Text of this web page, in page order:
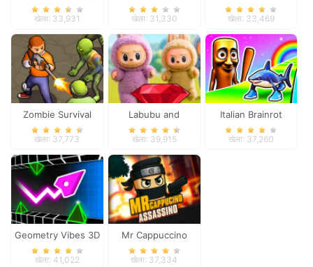
Puzzle - Genius
खेला: 33,931 खेला: 31,330 खेला: 33,469
Zombie Survival
खेला: 37,773
Labubu and
Treasures: Fun
खेला: 39,915
Italian Brainrot
Survive Parkour
खेला: 37,260
Geometry Vibes 3D
खेला: 41,022
Mr Cappuccino
Assassino
खेला: 37,334